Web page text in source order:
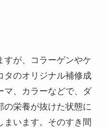
すが、コラーゲンやケ
タのオリジナル補修成
マ、カラーなどで、ダ
の栄養が抜けた状態に
まいます。そのすき間